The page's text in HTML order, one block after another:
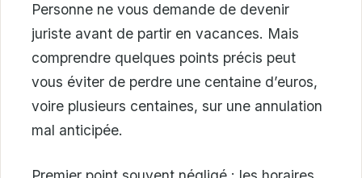
Personne ne vous demande de devenir
juriste avant de partir en vacances. Mais
comprendre quelques points précis peut
vous éviter de perdre une centaine d’euros,
voire plusieurs centaines, sur une annulation
mal anticipée.